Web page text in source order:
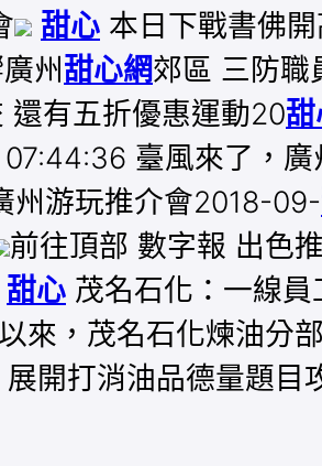
甜心 本日下戰書佛
州 甜心網郊區 三防職
還有五折優惠運動20甜
臺風來了，
州游玩推介會2018-09-
前往頂部 數字報 出色
甜心 茂名石化：一線
，茂名石化煉油分
開打消油品德量題目